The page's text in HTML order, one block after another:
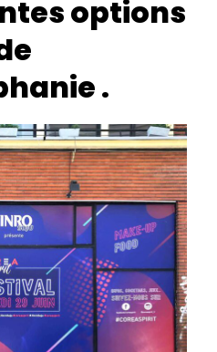
une nouvelle dimension à
nos solutions de vitrophanie.
les bureaux et les espaces
est une manière artistique et
visuelle.
à votre vision
options
.